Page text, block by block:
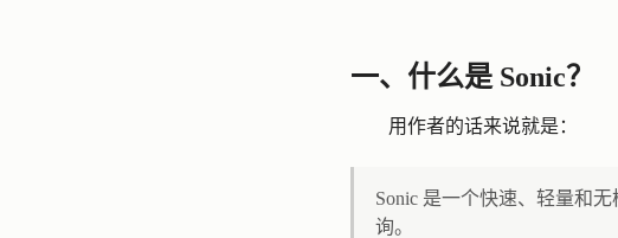
一、什么是 Sonic？
用作者的话来说就是：
Sonic 是一个快速、轻量和
询。